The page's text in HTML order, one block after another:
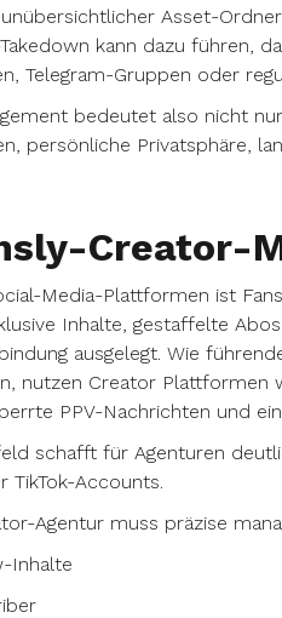
Asset-
kann dazu führen,
Telegram-Gruppen oder
bedeutet also nicht
persönliche Privatsphäre,
Creator-
Media-Plattformen ist
Inhalte, gestaffelte
ausgelegt. Wie
nutzen Creator
PPV-Nachrichten und
schafft für Agenturen
TikTok-Accounts.
Agentur muss präzise
Inhalte